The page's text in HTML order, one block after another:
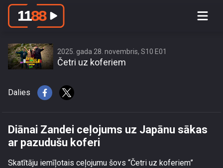
Diānai Zandei ceļojums uz Japānu
2025. gada 28. novembris, S10 E01
Četri uz koferiem
Dalies
Diānai Zandei ceļojums uz Japānu sākas
ar pazudušu koferi
Skatītāju iemīļotais ceļojumu šovs “Četri uz koferiem”